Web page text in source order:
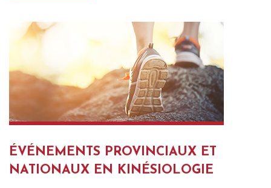
ÉVÉNEMENTS PROVINCIAUX ET
NATIONAUX EN KINÉSIOLOGIE